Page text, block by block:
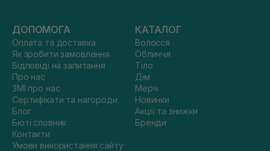
ДОПОМОГА
Оплата та доставка
Як зробити замовлення
Відповіді на запитання
Про нас
ЗМІ про нас
Сертифікати та нагороди
Блог
Бюті словник
Контакти
Умови використання сайту
КАТАЛОГ
Волосся
Обличчя
Тіло
Дім
Мерч
Новинки
Акції та знижки
Бренди